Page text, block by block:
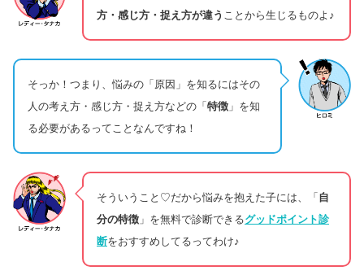
方・感じ方・捉え方が違う ことから生じるものよ♪
そっか！つまり、悩みの「原因」を知るにはその
人の考え方・感じ方・捉え方などの「 特徴 」を知
る必要があるってことなんですね！
そういうこと♡だから悩みを抱えた子には、「 自
分の特徴 」を無料で診断できるグッドポイント診
断をおすすめしてるってわけ♪